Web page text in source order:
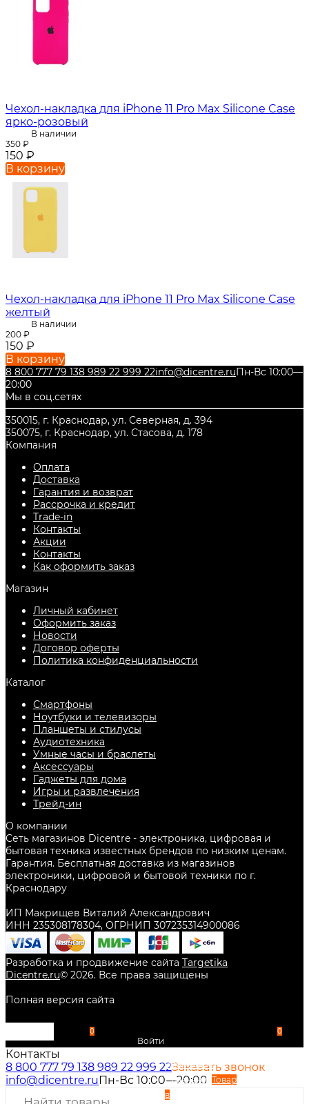
Чехол-накладка для iPhone 11 Pro Max Silicone Case
ярко-розовый
В наличии
350 ₽
150 ₽
В корзину
Чехол-накладка для iPhone 11 Pro Max Silicone Case
желтый
В наличии
200 ₽
150 ₽
В корзину
8 800 777 79 138 989 22 999 22info@dicentre.ruПн-Вс 10:00—
20:00
Мы в соц.сетях
350015, г. Краснодар, ул. Северная, д. 394
350075, г. Краснодар, ул. Стасова, д. 178
Компания
Оплата
Доставка
Гарантия и возврат
Рассрочка и кредит
Trade-in
Контакты
Акции
Контакты
Как оформить заказ
Магазин
Личный кабинет
Оформить заказ
Новости
Договор оферты
Политика конфиденциальности
Каталог
Смартфоны
Ноутбуки и телевизоры
Планшеты и стилусы
Аудиотехника
Умные часы и браслеты
Аксессуары
Гаджеты для дома
Игры и развлечения
Трейд-ин
О компании
Сеть магазинов Dicentre - электроника, цифровая и
бытовая техника известных брендов по низким ценам.
Гарантия. Бесплатная доставка из магазинов
электроники, цифровой и бытовой техники по г.
Краснодару
ИП Макрищев Виталий Александрович
ИНН 235308178304, ОГРНИП 307235314900086
Разработка и продвижение сайта Targetika
Dicentre.ru© 2026. Все права защищены
Полная версия сайта
0
Войти
Избранное
Сравнение Товар
в
0
Контакты
8 800 777 79 138 989 22 999 22Заказать звонок
info@dicentre.ru Пн-Вс 10:00—20:00